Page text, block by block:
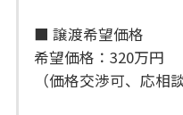
■ 譲渡希望価格
希望価格：320万円
（価格交渉可、応相談